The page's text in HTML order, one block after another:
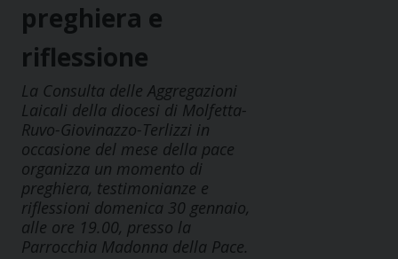
preghiera e
riflessione
La Consulta delle Aggregazioni
Laicali della diocesi di Molfetta-
Ruvo-Giovinazzo-Terlizzi in
occasione del mese della pace
organizza un momento di
preghiera, testimonianze e
riflessioni domenica 30 gennaio,
alle ore 19.00, presso la
Parrocchia Madonna della Pace.